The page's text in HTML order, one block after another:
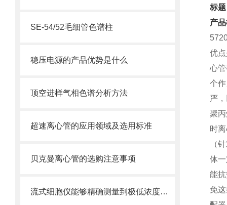
SE-54/52毛细管色谱柱
稳压电源的产品优势是什么
顶空进样气相色谱分析方法
超速离心管的应用领域及选用标准
贝克曼离心管的选购注意事项
流式细胞仪能够精确测量到极低浓度的标记物
标
产
优
心
个
严
聚
时
（
体
能
免